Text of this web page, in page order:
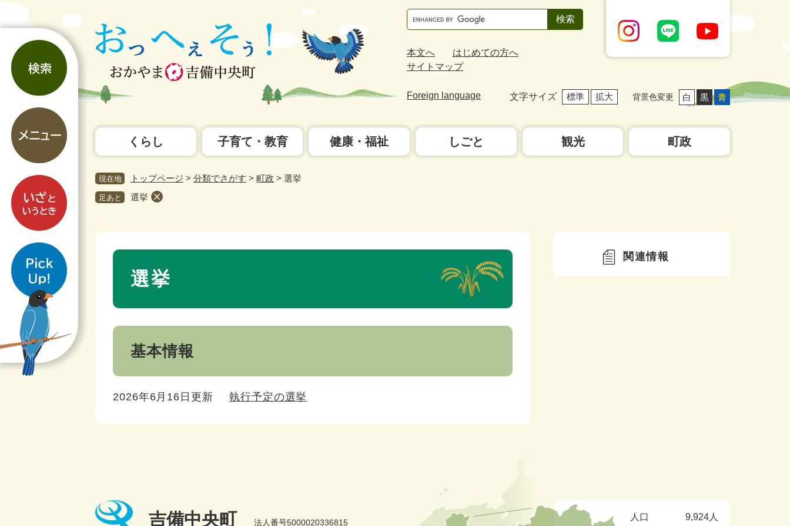
先
頭
す。
を
飛
し
本
へ
Google
カ
タ
ム
索
本文へ
はじめての方へ
サイトマップ
Foreign language 文字サイズ 標準 拡大 背景色変更 白 黒 青
検
索
メ
ニ
ュ
ー
い
ざ
と
い
と
き
pickup
くらし 子育て・教育 健康・福祉 しごと 観光 町政
現在地 トップページ > 分類でさがす > 町政 > 選挙
足あと 選挙
本
選挙
基本情報
2026年6月16日更新 執行予定の選挙
関連情報
吉備中央町 法人番号5000020336815
人口 9,924人